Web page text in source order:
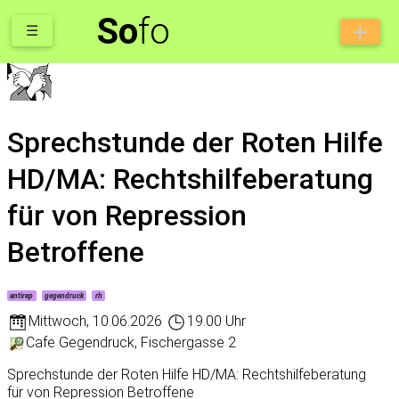
Sofo
☰
Sprechstunde der Roten Hilfe
HD/MA: Rechtshilfeberatung
für von Repression
Betroffene
antirep gegendruck rh
Mittwoch, 10.06.2026
19.00 Uhr
Cafe Gegendruck, Fischergasse 2
Sprechstunde der Roten Hilfe HD/MA: Rechtshilfeberatung
für von Repression Betroffene